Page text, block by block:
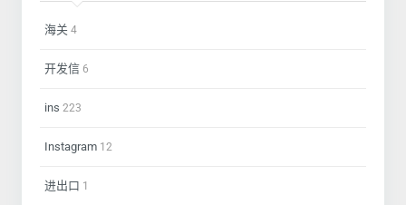
海关 4
开发信 6
ins 223
Instagram 12
进出口 1